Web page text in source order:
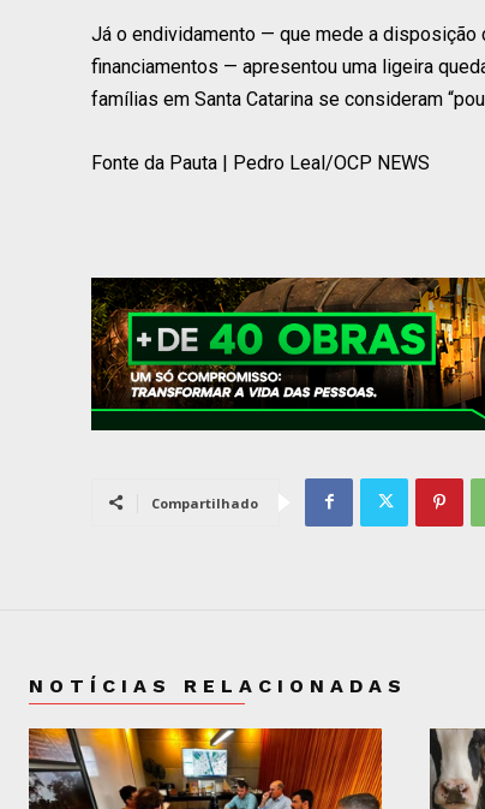
Já o endividamento — que mede a
financiamentos — apresentou uma ligeira
famílias em Santa Catarina se consideram
Fonte da Pauta | Pedro Leal/OCP NEWS
Compartilhado
NOTÍCIAS RELACIONADAS